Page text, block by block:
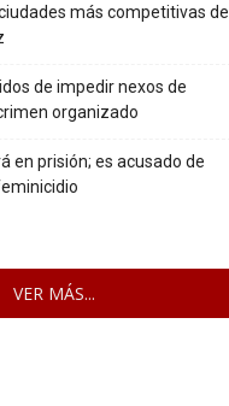
más competitivas de
de impedir nexos de
organizado
en prisión; es acusado de
VER MÁS...